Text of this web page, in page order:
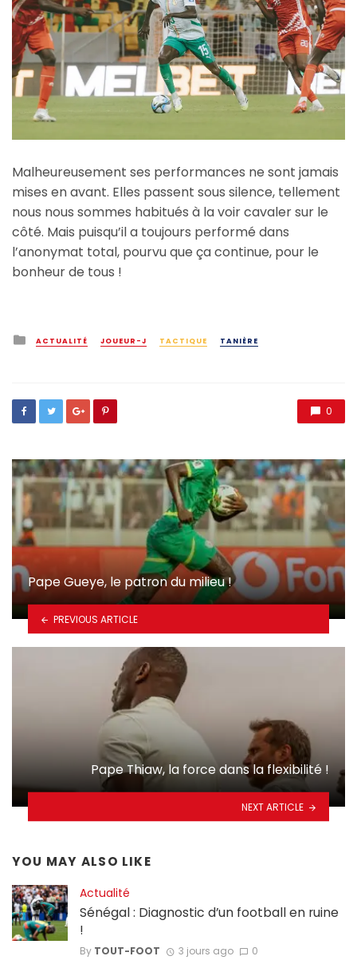
Malheureusement ses performances ne sont jamais
mises en avant. Elles passent sous silence, tellement
nous nous sommes habitués à la voir cavaler sur le
côté. Mais puisqu’il a toujours performé dans
l’anonymat total, pourvu que ça continue, pour le
bonheur de tous !
Posted
in
ACTUALITÉ JOUEUR-J TACTIQUE TANIÈRE
0
Pape Gueye, le patron du milieu !
PREVIOUS ARTICLE
Pape Thiaw, la force dans la flexibilité !
NEXT ARTICLE
YOU MAY ALSO LIKE
Actualité
Sénégal : Diagnostic d’un football en ruine
!
By TOUT-FOOT 3 jours ago 0